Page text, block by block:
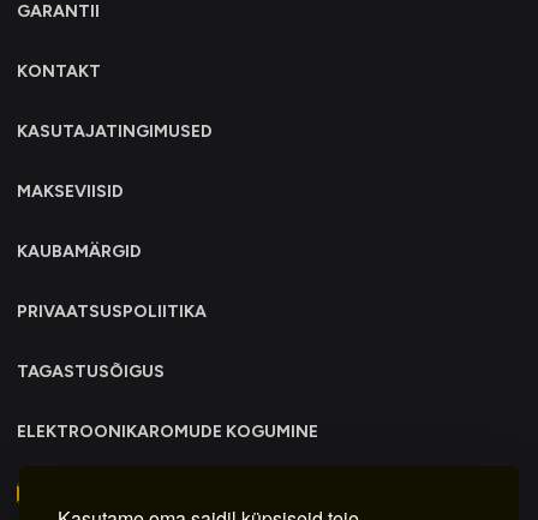
GARANTII
KONTAKT
KASUTAJATINGIMUSED
MAKSEVIISID
KAUBAMÄRGID
PRIVAATSUSPOLIITIKA
TAGASTUSÕIGUS
ELEKTROONIKAROMUDE KOGUMINE